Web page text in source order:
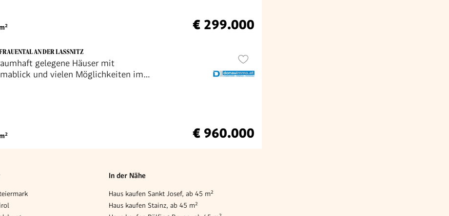
m² € 299.000
AN DER LASSNITZ
gelegene Häuser mit
und vielen Möglichkeiten im
m² € 960.000
In der Nähe
Haus kaufen Sankt Josef, ab 45 m²
Haus kaufen Stainz, ab 45 m²